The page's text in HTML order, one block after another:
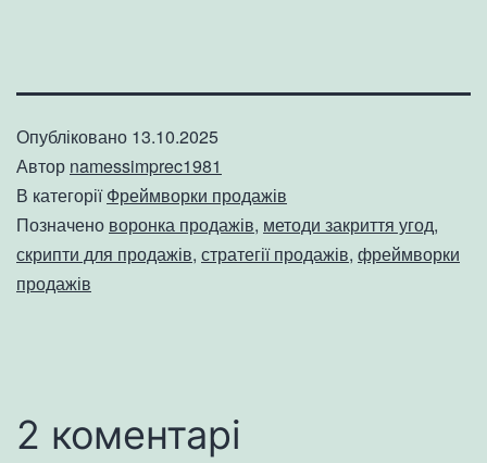
Опубліковано 13.10.2025
Автор namessimprec1981
В категоріїФреймворки продажів
Позначено воронка продажів, методи закриття угод,
скрипти для продажів, стратегії продажів, фреймворки
продажів
2 коментарі